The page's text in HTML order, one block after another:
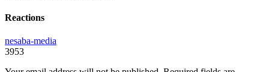
Reactions
nesaba-media
3953